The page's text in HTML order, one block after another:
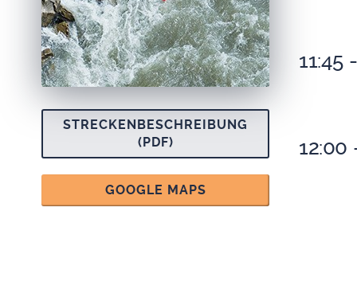
STRE­CKEN­BE­SCHREI­BUNG
(PDF)
GOOGLE MAPS
11:45
12:00